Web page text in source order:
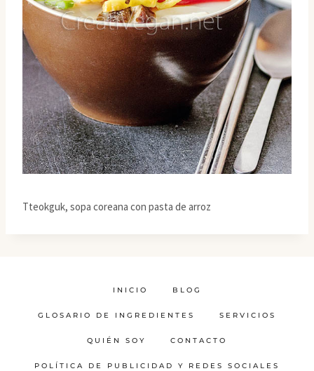
Tteokguk, sopa coreana con pasta de arroz
INICIO BLOG
GLOSARIO DE INGREDIENTES SERVICIOS
QUIÉN SOY CONTACTO
POLÍTICA DE PUBLICIDAD Y REDES SOCIALES